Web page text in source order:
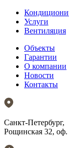
Услуги
Вентиляция
Объекты
Гарантии
О компании
Новости
Контакты
Санкт-Петербург,
Рощинская 32, оф.